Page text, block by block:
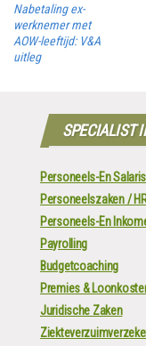
Nabetaling ex-
werknemer met
AOW-leeftijd: V&A
uitleg
SPECIALIST
Personeels-En
Personeelszaken /
Personeels-En
Payrolling
Budgetcoaching
Premies &
Juridische Zaken